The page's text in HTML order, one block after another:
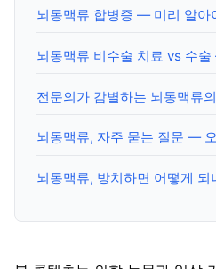
뇌동맥류 합병증 — 미리 알아
뇌동맥류 비수술 치료 vs 수
전문의가 감별하는 뇌동맥류
뇌동맥류, 자주 묻는 질문 —
뇌동맥류, 방치하면 어떻게 되